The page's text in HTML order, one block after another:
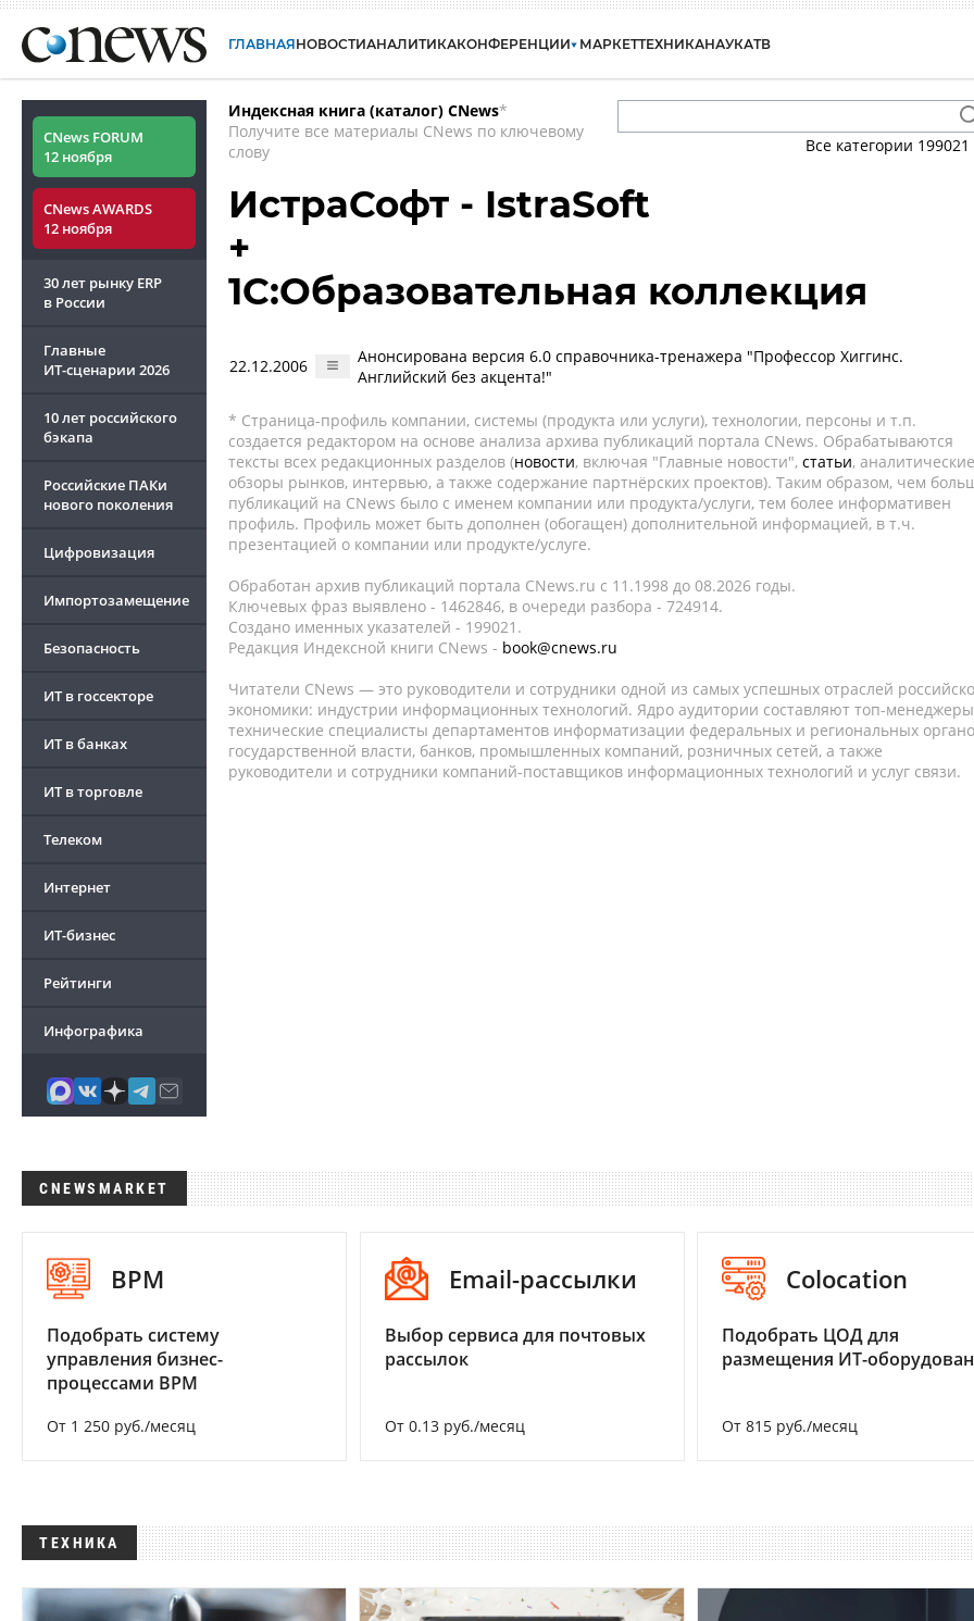
ГЛАВНАЯНОВОСТИАНАЛИТИКАКОНФЕРЕНЦИИ МАРКЕТТЕХНИКАНАУКАТВ
CNews FORUM
12 ноября
CNews AWARDS
12 ноября
30 лет рынку ERP
в России
Главные
ИТ-сценарии 2026
10 лет российского
бэкапа
Российские ПАКи
нового поколения
Цифровизация
Импортозамещение
Безопасность
ИТ в госсекторе
ИТ в банках
ИТ в торговле
Телеком
Интернет
ИТ-бизнес
Рейтинги
Инфографика
Индексная книга (каталог) CNews*
Получите все материалы CNews по ключевому
слову
Все категории 199021
ИстраСофт - IstraSoft
+
1С:Образовательная коллекция
22.12.2006
Анонсирована версия 6.0 справочника-тренажера "Профессор Хиггинс.
Английский без акцента!"
* Страница-профиль компании, системы (продукта или услуги), технологии, персоны и т.п.
создается редактором на основе анализа архива публикаций портала CNews. Обрабатываются
тексты всех редакционных разделов (новости, включая "Главные новости", статьи, аналитические
обзоры рынков, интервью, а также содержание партнёрских проектов). Таким образом, чем
публикаций на CNews было с именем компании или продукта/услуги, тем более информативен
профиль. Профиль может быть дополнен (обогащен) дополнительной информацией, в т.ч.
презентацией о компании или продукте/услуге.
Обработан архив публикаций портала CNews.ru c 11.1998 до 08.2026 годы.
Ключевых фраз выявлено - 1462846, в очереди разбора - 724914.
Создано именных указателей - 199021.
Редакция Индексной книги CNews - book@cnews.ru
Читатели CNews — это руководители и сотрудники одной из самых успешных отраслей
экономики: индустрии информационных технологий. Ядро аудитории составляют топ-
технические специалисты департаментов информатизации федеральных и региональных
государственной власти, банков, промышленных компаний, розничных сетей, а также
руководители и сотрудники компаний-поставщиков информационных технологий и услуг связи.
CNEWSMARKET
BPM
Подобрать систему
управления бизнес-
процессами BPM
От 1 250 руб./месяц
Email-рассылки
Выбор сервиса для почтовых
рассылок
От 0.13 руб./месяц
Colocation
Подобрать ЦОД для
размещения ИТ-
От 815 руб./месяц
ТЕХНИКА